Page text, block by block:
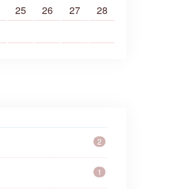
25 26 27
28
2
1